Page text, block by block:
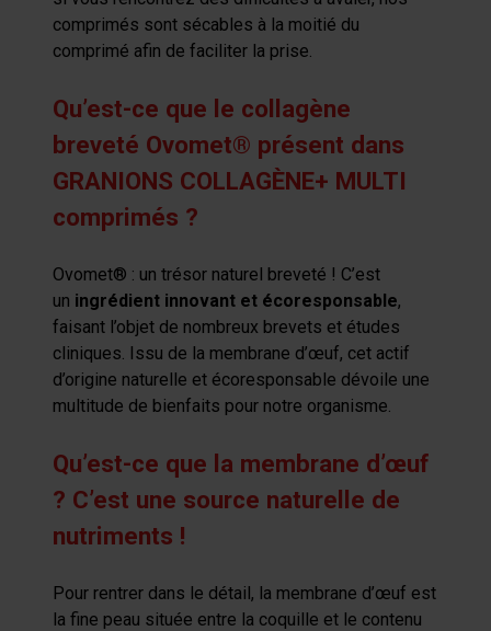
comprimés sont sécables à la moitié du
comprimé afin de faciliter la prise.
Qu’est-ce que le collagène
breveté Ovomet® présent dans
GRANIONS COLLAGÈNE+ MULTI
comprimés ?
Ovomet® : un trésor naturel breveté ! C’est
un ingrédient innovant et écoresponsable,
faisant l’objet de nombreux brevets et études
cliniques. Issu de la membrane d’œuf, cet actif
d’origine naturelle et écoresponsable dévoile une
multitude de bienfaits pour notre organisme.
Qu’est-ce que la membrane d’œuf
? C’est une source naturelle de
nutriments !
Pour rentrer dans le détail, la membrane d’œuf est
la fine peau située entre la coquille et le contenu